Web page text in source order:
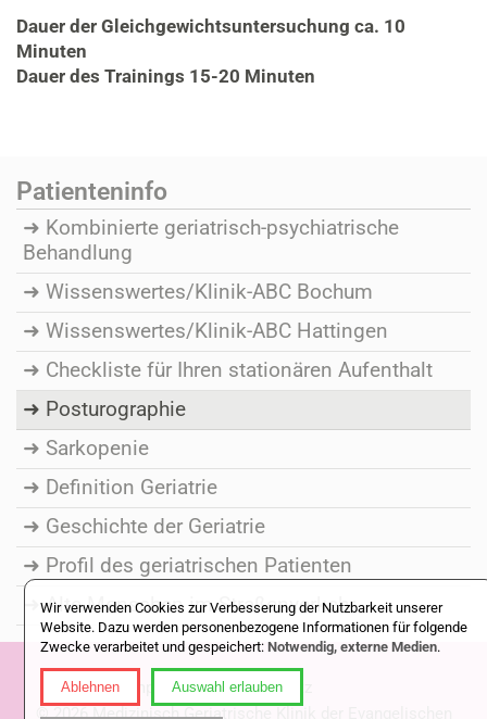
Dauer der Gleichgewichtsuntersuchung ca. 10
Minuten
Dauer des Trainings 15-20 Minuten
Patienteninfo
Kombinierte geriatrisch-psychiatrische
Behandlung
Wissenswertes/Klinik-ABC Bochum
Wissenswertes/Klinik-ABC Hattingen
Checkliste für Ihren stationären Aufenthalt
Posturographie
Sarkopenie
Definition Geriatrie
Geschichte der Geriatrie
Profil des geriatrischen Patienten
Alte Menschen im Straßenverkehr
Impressum|Datenschutz
© 2026 Medizinisch Geriatrische Klinik der Evangelischen
Wir verwenden Cookies zur Verbesserung der Nutzbarkeit unserer
Website. Dazu werden personenbezogene Informationen für folgende
Zwecke verarbeitet und gespeichert:Notwendig, externe Medien.
Ablehnen Auswahl erlauben